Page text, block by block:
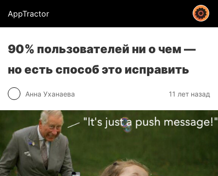
AppTractor
90% пользователей ни о чем —
но есть способ это исправить
Анна Уханаева 11 лет назад